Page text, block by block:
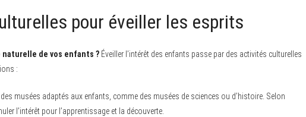
pour éveiller les esprits
de vos enfants ? Éveiller l’intérêt des enfants passe par des activités culturelles
:
musées adaptés aux enfants, comme des musées de sciences ou d’histoire. Selon
l’intérêt pour l’apprentissage et la découverte.